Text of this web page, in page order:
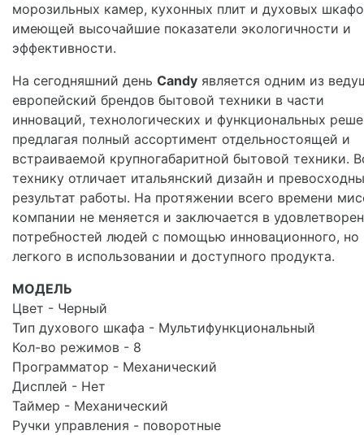
морозильных камер, кухонных плит и духовых
имеющей высочайшие показатели экологичности и
эффективности.
На сегодняшний день Candy является одним из
европейский брендов бытовой техники в части
инноваций, технологических и функциональных
предлагая полный ассортимент отдельностоящей и
встраиваемой крупногабаритной бытовой техники.
технику отличает итальянский дизайн и
результат работы. На протяжении всего времени
компании не меняется и заключается в
потребностей людей с помощью инновационного, но
легкого в использовании и доступного продукта.
МОДЕЛЬ
Цвет - Черный
Тип духового шкафа - Мультифункциональный
Кол-во режимов - 8
Программатор - Механический
Дисплей - Нет
Таймер - Механический
Ручки управления - поворотные